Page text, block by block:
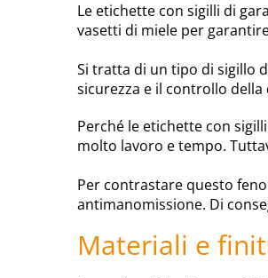
Le etichette con sigilli di
vasetti di miele per
Si tratta di un tipo di sigillo
sicurezza e il controllo
Perché le etichette con
molto lavoro e tempo.
Per contrastare questo
antimanomissione. Di
Materiali e